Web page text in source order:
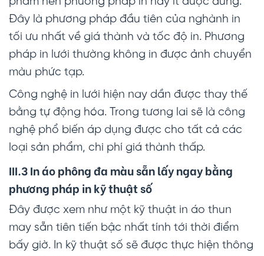
Đây là phương pháp đầu tiên của nghành in
tối ưu nhất về giá thành và tốc độ in. Phương
pháp in lưới thường không in được ảnh chuyển
màu phức tạp.
Công nghệ in lưới hiện nay dần được thay thế
bằng tự động hóa. Trong tương lai sẽ là công
nghệ phổ biến áp dụng được cho tất cả các
loại sản phẩm, chi phí giá thành thấp.
III.3 Ináo phông đa màu sẵnlấy ngay bằng
phương pháp in kỹ thuật số
Đây được xem như một kỹ thuật in áo thun
may sẵn tiên tiến bậc nhất tính tới thời điểm
bấy giờ. In kỹ thuật số sẽ được thực hiện thông